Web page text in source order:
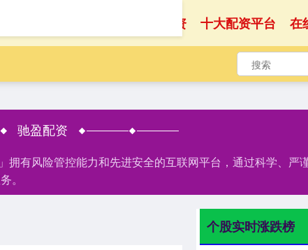
驰盈配资 十大配资平台 在
驰盈配资
有风险管控能力和先进安全的互联网平台，通过科学、严
。
个股实时涨跌榜